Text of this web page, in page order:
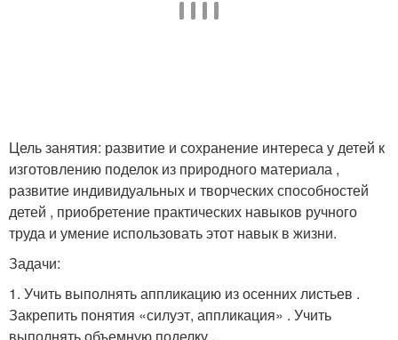
Цель занятия: развитие и сохранение интереса у детей к
изготовлению поделок из природного материала ,
развитие индивидуальных и творческих способностей
детей , приобретение практических навыков ручного
труда и умение использовать этот навык в жизни.
Задачи:
1. Учить выполнять аппликацию из осенних листьев .
Закрепить понятия «силуэт, аппликация» . Учить